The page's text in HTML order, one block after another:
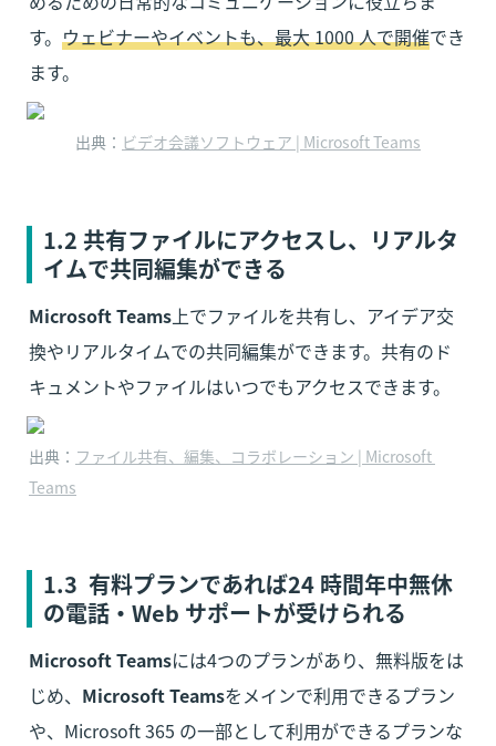
す。 ウェビナーやイベントも、最大 1000 人で開催でき
ます。
出典： ビデオ会議ソフトウェア | Microsoft Teams
1.2 共有ファイルにアクセスし、リアルタ
イムで共同編集ができる
Microsoft Teams 上でファイルを共有し、アイデア交
換やリアルタイムでの共同編集ができます。共有のド
キュメントやファイルはいつでもアクセスできます。
出典： ファイル共有、編集、コラボレーション | Microsoft
Teams
1.3  有料プランであれば24 時間年中無休
の電話・Web サポートが受けられる
Microsoft Teamsには4つのプランがあり、無料版をは
じめ、 Microsoft Teamsをメインで利用できるプラン
や、Microsoft 365 の一部として利用ができるプランな